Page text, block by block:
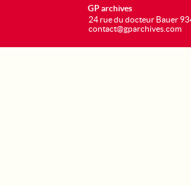
GP archives
24 rue du docteur Bauer
contact@gparchives.com